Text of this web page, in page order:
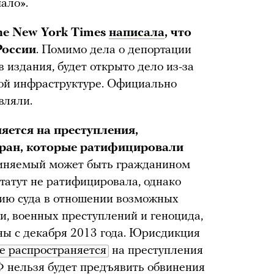
New York Times написала, что
. Помимо дела о депортации
будет открыто дело из-за
инфраструктуре. Официально
на преступления,
которые ратифицировали
может быть гражданином
не ратифицировала, однако
суда в отношении возможных
военных преступлений и геноцида,
с декабря 2013 года. Юрисдикция
распространяется на преступления
нельзя будет предъявить обвинения